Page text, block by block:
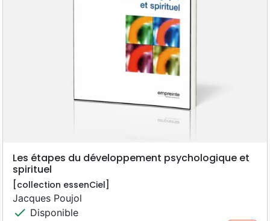
Les étapes du développement psychologique et
spirituel
[collection essenCiel]
Jacques Poujol
check Disponible